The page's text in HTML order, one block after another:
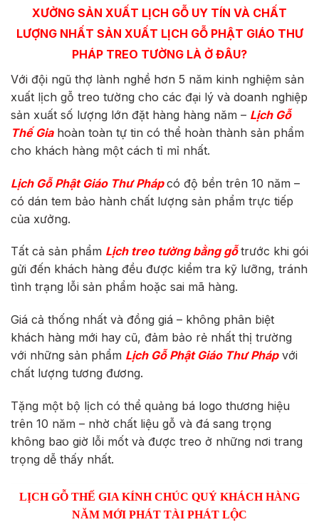
XƯỞNG SẢN XUẤT LỊCH GỖ UY TÍN VÀ CHẤT
LƯỢNG NHẤT SẢN XUẤT LỊCH GỖPHẬT GIÁO THƯ
PHÁP​ TREO TƯỜNG LÀ Ở ĐÂU?
Với đội ngũ thợ lành nghề hơn 5 năm kinh nghiệm sản
xuất lịch gỗ treo tường cho các đại lý và doanh nghiệp
sản xuất số lượng lớn đặt hàng hàng năm – Lịch Gỗ
Thế Giahoàn toàn tự tin có thể hoàn thành sản phẩm
cho khách hàng một cách tỉ mỉ nhất.
Lịch GỗPhật Giáo ThưPhápcó độ bền trên 10 năm –
có dán tem bảo hành chất lượng sản phẩm trực tiếp
của xưởng.
Tất cả sản phẩm Lịch treo tường bằng gỗ trước khi gói
gửi đến khách hàng đều được kiểm tra kỹ lưỡng, tránh
tình trạng lỗi sản phẩm hoặc sai mã hàng.
Giá cả thống nhất và đồng giá – không phân biệt
khách hàng mới hay cũ, đảm bảo rẻ nhất thị trường
với những sản phẩm Lịch Gỗ Phật Giáo Thư Phápvới
chất lượng tương đương.
Tặng một bộ lịch có thể quảng bá logo thương hiệu
trên 10 năm – nhờ chất liệu gỗ và đá sang trọng
không bao giờ lỗi mốt và được treo ở những nơi trang
trọng dễ thấy nhất.
LỊCH GỖ THẾ GIA KÍNH CHÚC QUÝ KHÁCH HÀNG
NĂM MỚI PHÁT TÀI PHÁT LỘC